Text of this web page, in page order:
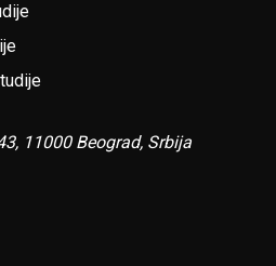
11000 Beograd, Srbija